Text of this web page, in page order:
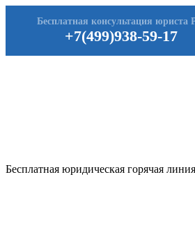
+7(499)938-59-17
Бесплатная консультация юриста
Бесплатная юридическая горячая